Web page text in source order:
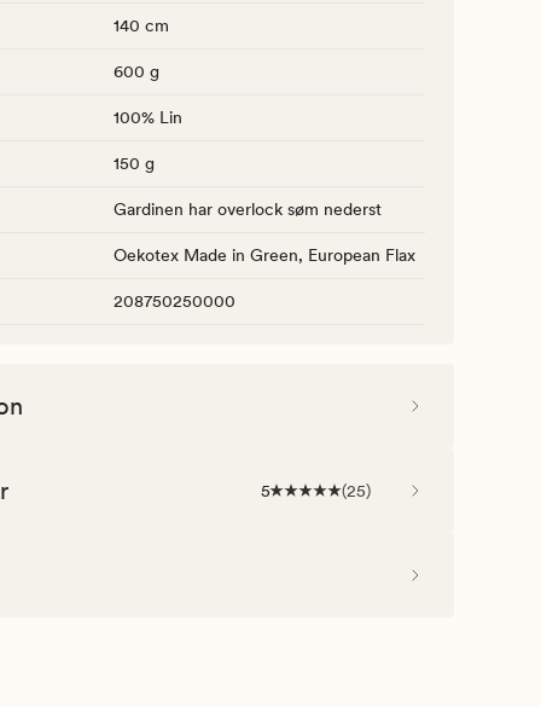
140 cm
600 g
100% Lin
150 g
Gardinen har overlock søm nederst
Oekotex Made in Green, European Flax
208750250000
5 (25)